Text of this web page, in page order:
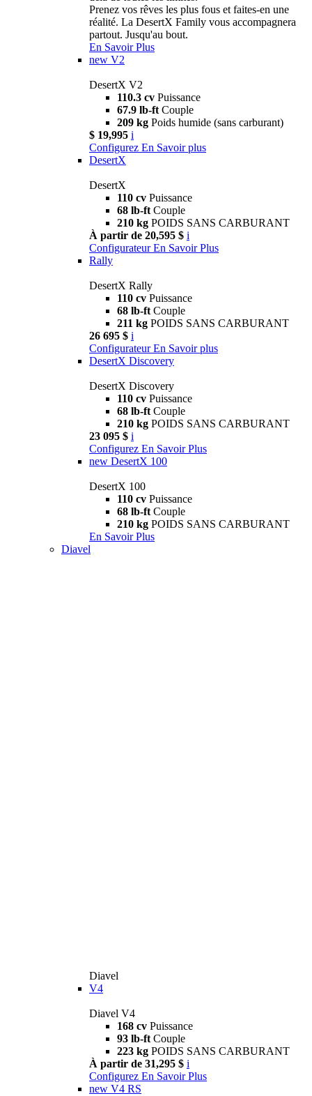
Prenez vos rêves les plus fous et faites-en une
réalité. La DesertX Family vous accompagnera
partout. Jusqu'au bout.
En Savoir Plus
new V2
DesertX V2
110.3 cv Puissance
67.9 lb-ft Couple
209 kg Poids humide (sans carburant)
$ 19,995 i
Configurez En Savoir plus
DesertX
DesertX
110 cv Puissance
68 lb-ft Couple
210 kg POIDS SANS CARBURANT
À partir de 20,595 $ i
Configurateur En Savoir Plus
Rally
DesertX Rally
110 cv Puissance
68 lb-ft Couple
211 kg POIDS SANS CARBURANT
26 695 $ i
Configurateur En Savoir plus
DesertX Discovery
DesertX Discovery
110 cv Puissance
68 lb-ft Couple
210 kg POIDS SANS CARBURANT
23 095 $ i
Configurez En Savoir Plus
new DesertX 100
DesertX 100
110 cv Puissance
68 lb-ft Couple
210 kg POIDS SANS CARBURANT
En Savoir Plus
Diavel
Diavel
V4
Diavel V4
168 cv Puissance
93 lb-ft Couple
223 kg POIDS SANS CARBURANT
À partir de 31,295 $ i
Configurez En Savoir Plus
new V4 RS